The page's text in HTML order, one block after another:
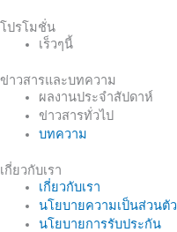
โปรโมชั่น
เร็วๆนี้
ข่าวสารและบทความ
ผลงานประจำสัปดาห์
ข่าวสารทั่วไป
บทความ
เกี่ยวกับเรา
เกี่ยวกับเรา
นโยบายความเป็นส่วนตัว
นโยบายการรับประกัน